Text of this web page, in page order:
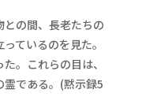
の間、長老たちの
ているのを見た。
。これらの目は、
である。(黙示録5